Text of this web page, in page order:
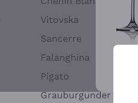
Vitovska
Sancerre
Falanghina
Pigato
Grauburgunder